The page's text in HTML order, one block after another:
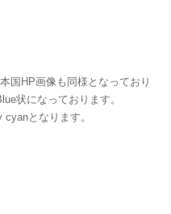
国HP画像も同様となっており
状になっております。
となります。